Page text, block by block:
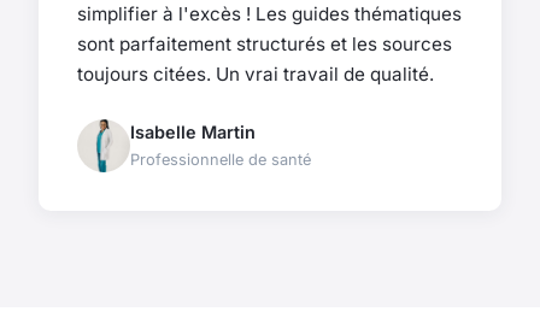
simplifier à l'excès ! Les guides thématiques
sont parfaitement structurés et les sources
toujours citées. Un vrai travail de qualité.
Isabelle Martin
Professionnelle de santé